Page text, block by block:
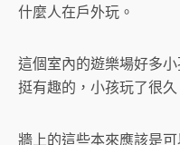
什麼人在戶外玩。
這個室內的遊樂場好多
挺有趣的，小孩玩了很久
牆上的這些本來應該是